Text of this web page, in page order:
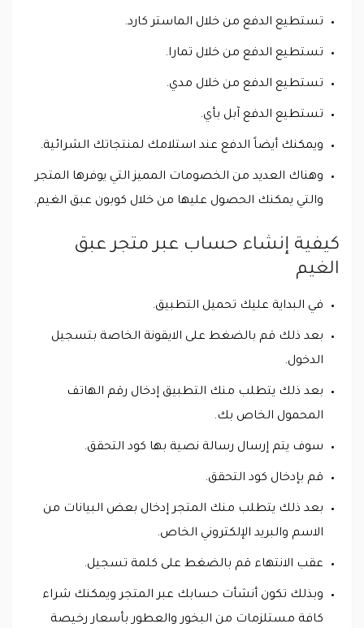
تستطيع الدفع من خلال الماستر كارد.
تستطيع الدفع من خلال تمارا.
تستطيع الدفع من خلال مدي.
تستطيع الدفع آبل بأي.
ويمكنك أيضاً الدفع عند استلامك لمنتجاتك الشرائية.
وهناك العديد من الخصومات المميز التي يوفرها المتجر
والتي يمكنك الحصول عليها من خلال كوبون عبق الغيم.
كيفية إنشاء حساب عبر متجر عبق
الغيم
في البداية عليك تحميل التطبيق.
بعد ذلك قم بالضغط على الايقونة الخاصة بتسجيل
الدخول.
بعد ذلك يتطلب منك التطبيق إدخال رقم الهاتف
المحمول الخاص بك.
سوف يتم إرسال رسالة نصية بها كود التحقق.
قم بإدخال كود التحقق.
بعد ذلك يتطلب منك المتجر إدخال بعض البيانات من
الاسم والبريد الإلكتروني الخاص.
عقب الانتهاء قم بالضغط على كلمة تسجيل.
وبذلك تكون أنشأت حسابك عبر المتجر ويمكنك شراء
كافة مستلزمات من البخور والعطور بأسعار رخيصة